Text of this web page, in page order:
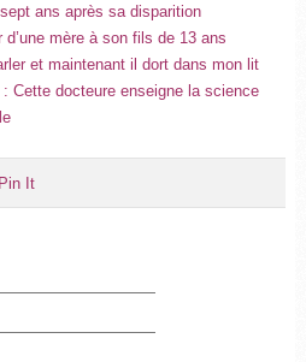
ans après sa disparition
d’une mère à son fils de 13 ans
et maintenant il dort dans mon lit
Cette docteure enseigne la science
Pin It